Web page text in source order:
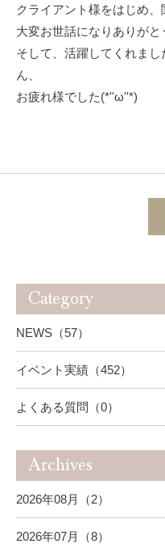
クライアント様をはじめ、
大変お世話になりありが
そして、活躍してくれま
ん、
お疲れ様でした(*''ω''*)
Category
NEWS（57）
イベント実績（452）
よくある質問（0）
Archives
2026年08月（2）
2026年07月（8）